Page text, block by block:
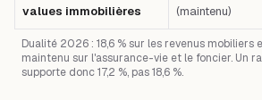
Dualité 2026 : 18,6 % sur les revenus mobiliers
maintenu sur l'assurance-vie et le foncier. Un
supporte donc 17,2 %, pas 18,6 %.
values immobilières
(maintenu)